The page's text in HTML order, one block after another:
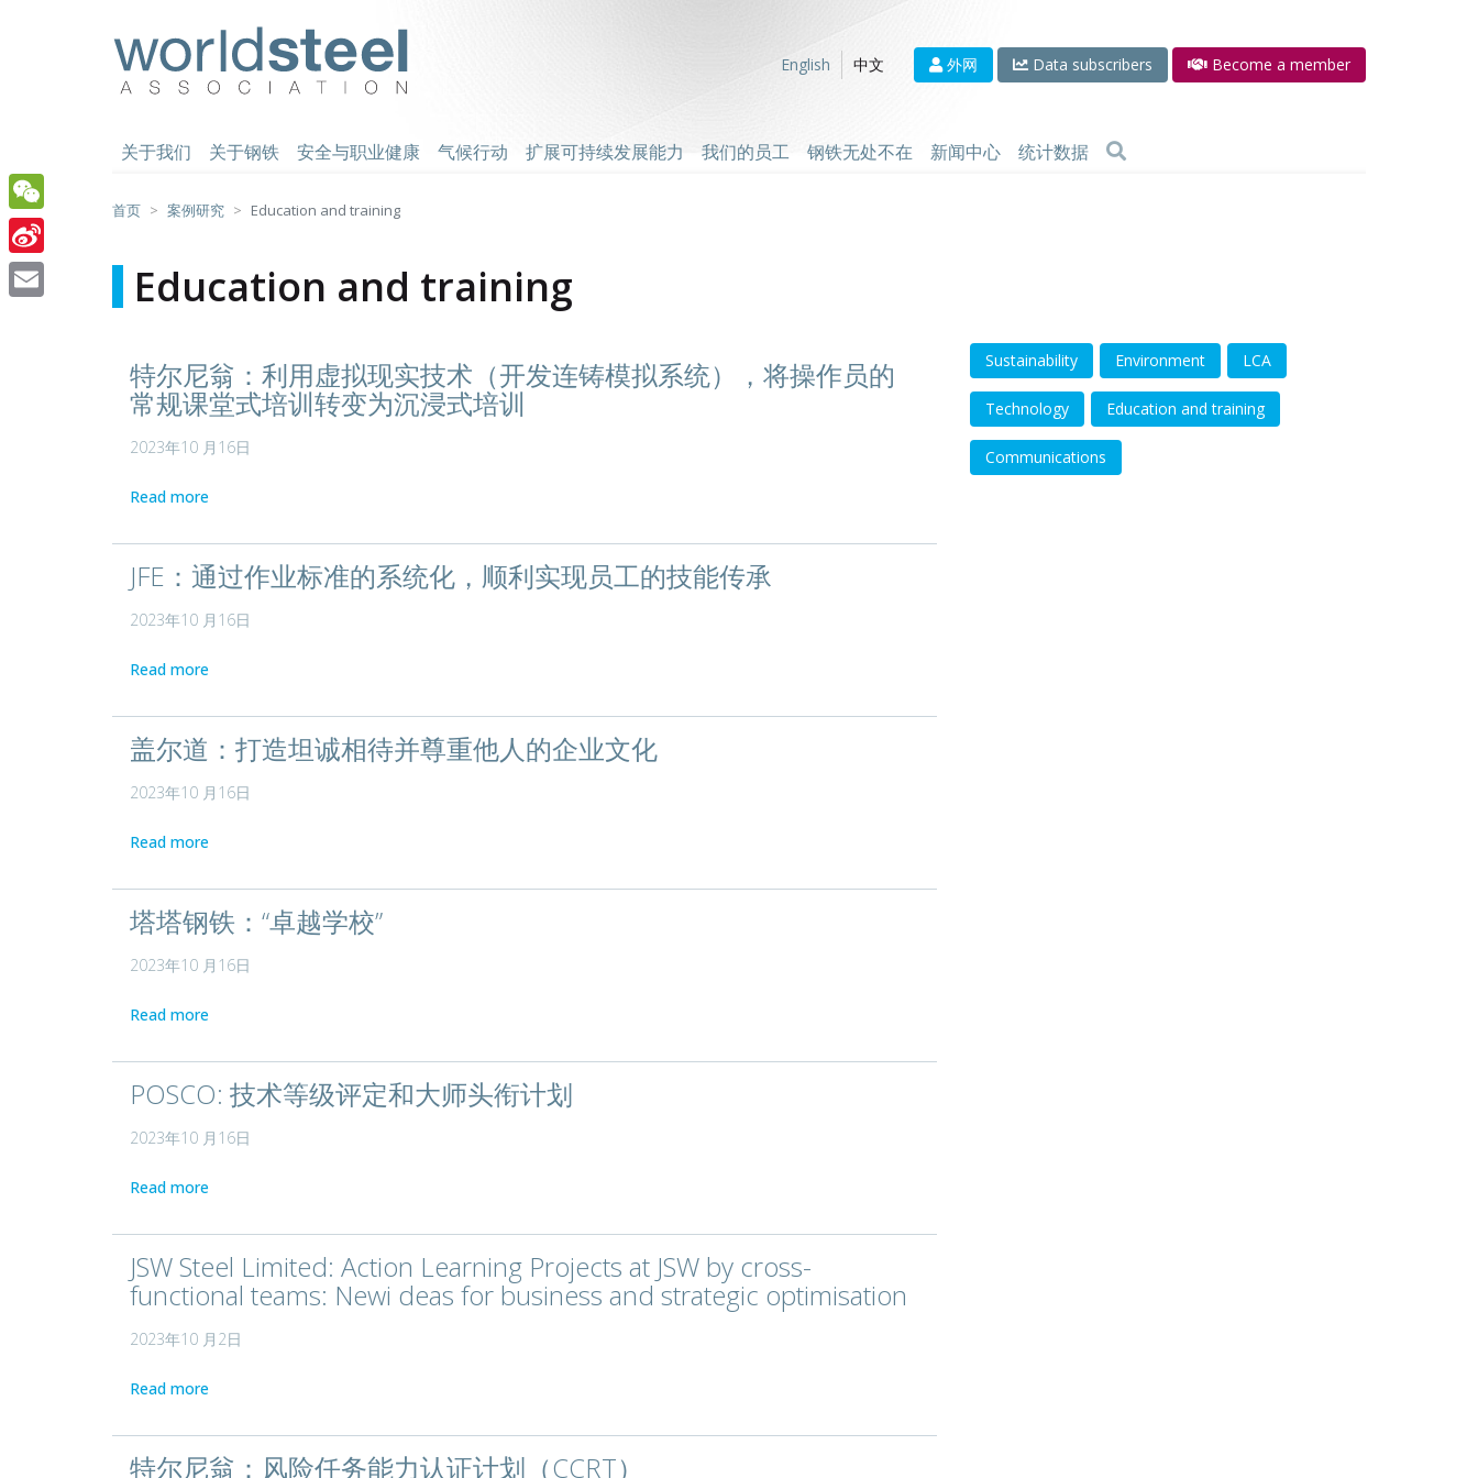
English
中文 外网 Data subscribers Become a member
关于我们 关于钢铁 安全与职业健康 气候行动 扩展可持续发展能力 我们的员工 钢铁无处不在 新闻中心 统计数据
首页 案例研究 Education and training
Education and training
特尔尼翁：利用虚拟现实技术（开发连铸模拟系统），将操作员的
常规课堂式培训转变为沉浸式培训
2023年10 月16日
Read more
JFE：通过作业标准的系统化，顺利实现员工的技能传承
2023年10 月16日
Read more
盖尔道：打造坦诚相待并尊重他人的企业文化
2023年10 月16日
Read more
塔塔钢铁：“卓越学校”
2023年10 月16日
Read more
POSCO: 技术等级评定和大师头衔计划
2023年10 月16日
Read more
JSW Steel Limited: Action Learning Projects at JSW by cross-
functional teams: Newi deas for business and strategic optimisation
2023年10 月2日
Read more
特尔尼翁：风险任务能力认证计划（CCRT）
Sustainability Environment LCA
Technology Education and training
Communications
WeChat
Sina